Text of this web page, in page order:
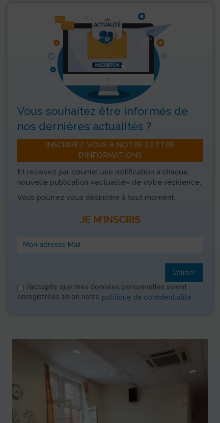
Vous souhaitez être informés de
nos dernières actualités ?
INSCRIVEZ-VOUS À NOTRE LETTRE
D’INFORMATIONS
Et recevez par courriel une notification à chaque
nouvelle publication «actualité» de votre résidence.
Vous pourrez vous désincrire à tout moment.
JE M'INSCRIS
Valider
J’accepte que mes données personnelles soient
enregistrées selon notre politique de confidentialité